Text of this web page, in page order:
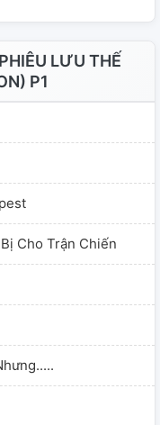
LƯU THẾ
P1
Cho Trận Chiến